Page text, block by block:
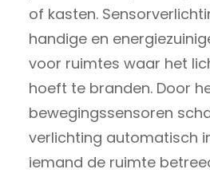
of kasten.
handige en
voor ruimtes waar het
hoeft te branden. Door
bewegingssensoren
verlichting automatisch
iemand de ruimte